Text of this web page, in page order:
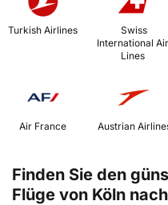
Turkish Airlines
International Air
Lines
Air France
Finden Sie den
Flüge von Köln